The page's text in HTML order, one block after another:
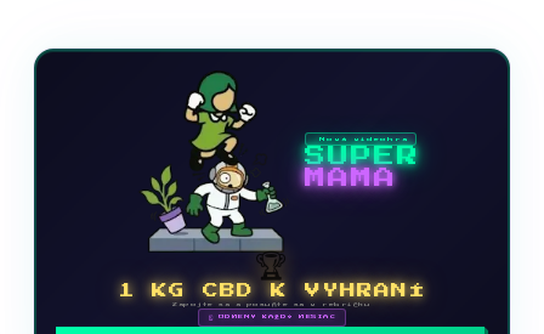
Nová videohra
SUPER
MAMA
🏆
1 KG CBD K VYHRANÍ
Zapojte sa a posuňte sa v rebríčku
🗓 ODMENY KAŽDÝ MESIAC